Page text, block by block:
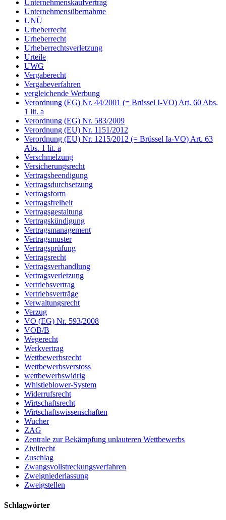
Unternehmenskaufvertrag
Unternehmensübernahme
UNÜ
Urheberrecht
Urheberrecht
Urheberrechtsverletzung
Urteile
UWG
Vergaberecht
Vergabeverfahren
vergleichende Werbung
Verordnung (EG) Nr. 44/2001 (= Brüssel I-VO) Art. 60 Abs.
1 lit. a
Verordnung (EG) Nr. 583/2009
Verordnung (EU) Nr. 1151/2012
Verordnung (EU) Nr. 1215/2012 (= Brüssel Ia-VO) Art. 63
Abs. 1 lit. a
Verschmelzung
Versicherungsrecht
Vertragsbeendigung
Vertragsdurchsetzung
Vertragsform
Vertragsfreiheit
Vertragsgestaltung
Vertragskündigung
Vertragsmanagement
Vertragsmuster
Vertragsprüfung
Vertragsrecht
Vertragsverhandlung
Vertragsverletzung
Vertriebsvertrag
Vertriebsverträge
Verwaltungsrecht
Verzug
VO (EG) Nr. 593/2008
VOB/B
Wegerecht
Werkvertrag
Wettbewerbsrecht
Wettbewerbsverstoss
wettbewerbswidrig
Whistleblower-System
Widerrufsrecht
Wirtschaftsrecht
Wirtschaftswissenschaften
Wucher
ZAG
Zentrale zur Bekämpfung unlauteren Wettbewerbs
Zivilrecht
Zuschlag
Zwangsvollstreckungsverfahren
Zweigniederlassung
Zweigstellen
Schlagwörter